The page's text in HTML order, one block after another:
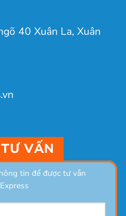
40 Xuân La, Xuân
VẤN
tin để được tư vẫn